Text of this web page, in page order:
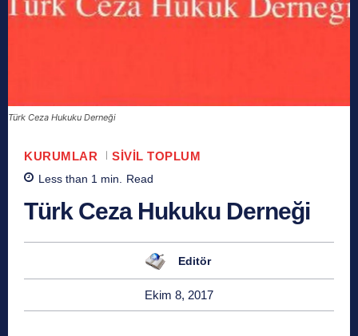
Türk Ceza Hukuku Derneği
KURUMLAR SIVIL TOPLUM
Less than 1 min. Read
Türk Ceza Hukuku Derneği
Editör
Ekim 8, 2017